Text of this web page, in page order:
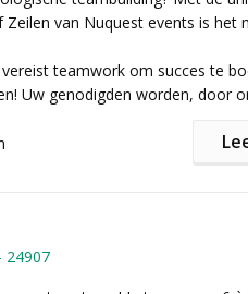
van Nuquest events is het
vereist teamwork om succes te
Uw genodigden worden, door
vele taken te kunnen uitvoeren
termen, de diverse
naar de open zee vertrekt.
varen. Uw genodigden zullen de
gebruiken, het roer in handen
golven, zandbanken,...
24907